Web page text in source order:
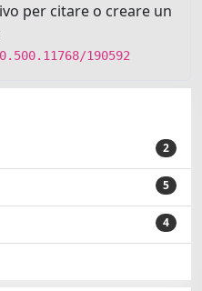
per citare o creare un
190592
2
5
4